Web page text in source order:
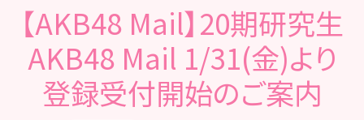
【AKB48 Mail】20期研究生
AKB48 Mail 1/31(金)より
登録受付開始のご案内